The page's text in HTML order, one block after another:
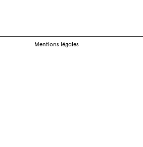
Mentions légales